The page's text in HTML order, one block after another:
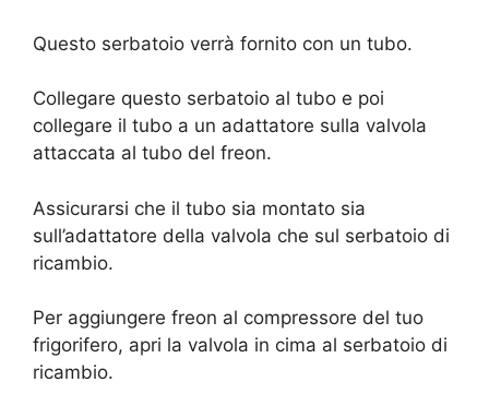
Questo serbatoio verrà fornito con un tubo.
Collegare questo serbatoio al tubo e poi
collegare il tubo a un adattatore sulla valvola
attaccata al tubo del freon.
Assicurarsi che il tubo sia montato sia
sull’adattatore della valvola che sul serbatoio di
ricambio.
Per aggiungere freon al compressore del tuo
frigorifero, apri la valvola in cima al serbatoio di
ricambio.